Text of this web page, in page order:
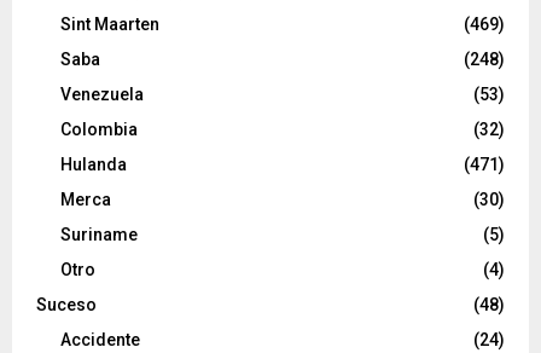
Sint Maarten
(469)
Saba
(248)
Venezuela
(53)
Colombia
(32)
Hulanda
(471)
Merca
(30)
Suriname
(5)
Otro
(4)
Suceso
(48)
Accidente
(24)